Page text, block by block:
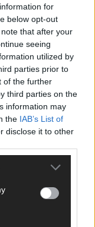
for
below opt-out
that after your
seeing
utilized by
parties prior to
of the further
third parties on the
information may
the IAB’s List of
disclose it to other
–
ESC-Halbfinales